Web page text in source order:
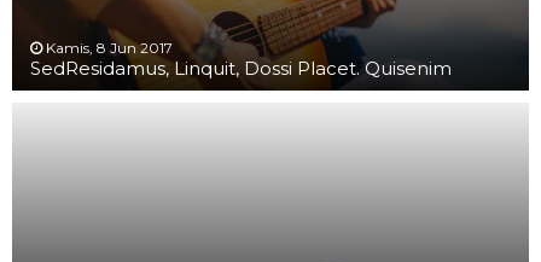
Kamis, 8 Jun 2017
SedResidamus, Linquit, Dossi Placet. Quisenim